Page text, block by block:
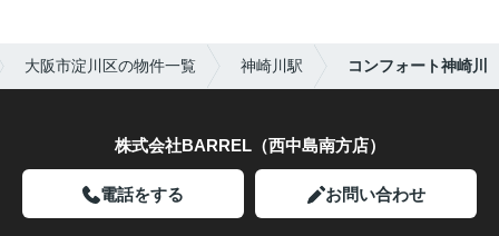
大阪市淀川区の物件一覧 神崎川駅 コンフォート神崎川
株式会社BARREL（西中島南方店）
電話をする お問い合わせ